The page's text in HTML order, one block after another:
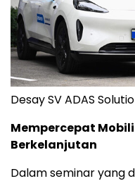
Desay SV ADAS
Mempercepat
Berkelanjutan
Dalam seminar yang